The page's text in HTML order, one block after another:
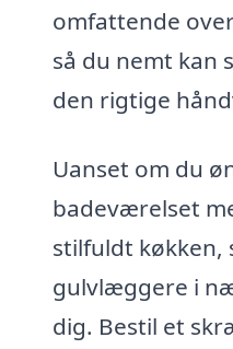
omfattende
så du nemt kan
den rigtige
Uanset om du
badeværelset
stilfuldt køkken,
gulvlæggere i
dig. Bestil et